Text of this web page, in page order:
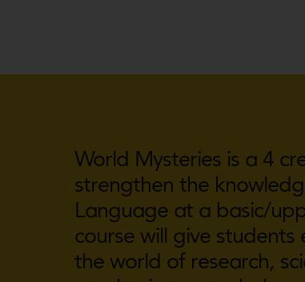
World Mysteries is a 4
strengthen the
Language at a basic/
course will give
the world of research,